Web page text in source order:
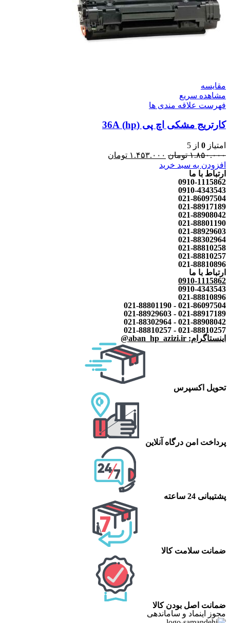
مقایسه
مشاهده سریع
فهرست علاقه مندی ها
کارتریج مشکی اچ پی (hp) 36A
امتیاز 0 از 5
۱.۸۵۰.۰۰۰ تومان ۱.۴۵۳.۰۰۰ تومان
افزودن به سبد خرید
ارتباط با ما
0910-1115862
0910-4343543
021-86097504
021-88917189
021-88908042
021-88801190
021-88929603
021-88302964
021-88810258
021-88810257
021-88810896
ارتباط با ما
0910-1115862
0910-4343543
021-88810896
021-86097504 - 021-88801190
021-88917189 - 021-88929603
021-88908042 - 021-88302964
021-88810257 - 021-88810257
اینستاگرام: aban_hp_azizi.ir@
تحویل اکسپرس
پرداخت امن درگاه آنلاین
پشتیبانی 24 ساعته
ضمانت سلامت کالا
ضمانت اصل بودن کالا
مجوز اینماد و ساماندهی